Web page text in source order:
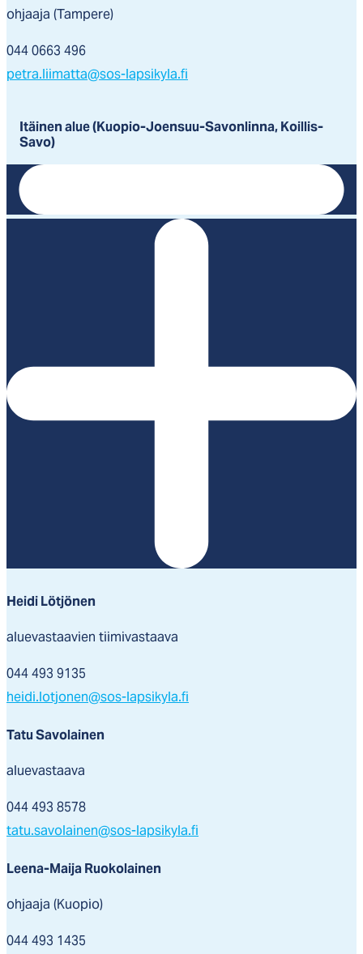
ohjaaja (Tampere)
044 0663 496
petra.liimatta@sos-lapsikyla.fi
Itäinen alue (Kuopio-Joensuu-Savonlinna, Koillis-
Savo)
Heidi Lötjönen
aluevastaavien tiimivastaava
044 493 9135
heidi.lotjonen@sos-lapsikyla.fi
Tatu Savolainen
aluevastaava
044 493 8578
tatu.savolainen@sos-lapsikyla.fi
Leena-Maija Ruokolainen
ohjaaja (Kuopio)
044 493 1435